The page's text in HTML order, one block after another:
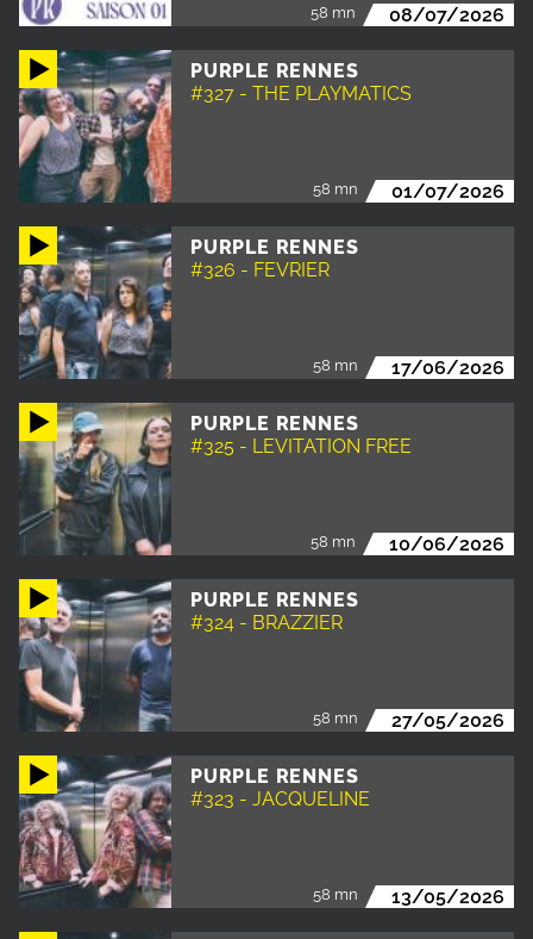
58 mn 08/07/2026
PURPLE RENNES
#327 - THE PLAYMATICS
58 mn 01/07/2026
PURPLE RENNES
#326 - FEVRIER
58 mn 17/06/2026
PURPLE RENNES
#325 - LEVITATION FREE
58 mn 10/06/2026
PURPLE RENNES
#324 - BRAZZIER
58 mn 27/05/2026
PURPLE RENNES
#323 - JACQUELINE
58 mn 13/05/2026